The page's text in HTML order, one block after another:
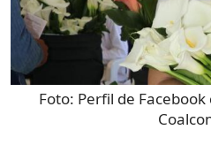
Foto: Perfil de